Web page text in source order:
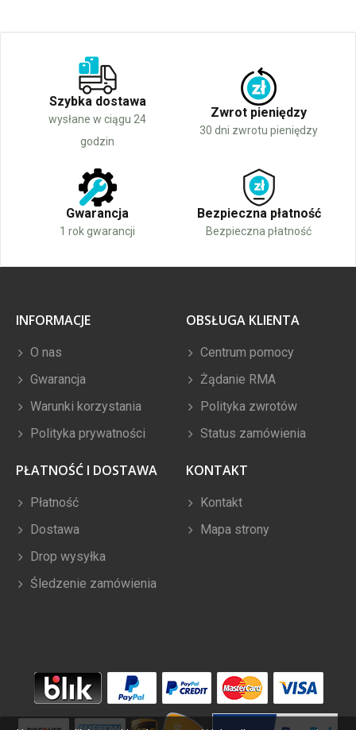
Szybka dostawa
wysłane w ciągu 24
godzin
Zwrot pieniędzy
30 dni zwrotu pieniędzy
Gwarancja
1 rok gwarancji
Bezpieczna płatność
Bezpieczna płatność
INFORMACJE
O nas
Gwarancja
Warunki korzystania
Polityka prywatności
OBSŁUGA KLIENTA
Centrum pomocy
Żądanie RMA
Polityka zwrotów
Status zamówienia
PŁATNOŚĆ I DOSTAWA
Płatność
Dostawa
Drop wysyłka
Śledzenie zamówienia
KONTAKT
Kontakt
Mapa strony